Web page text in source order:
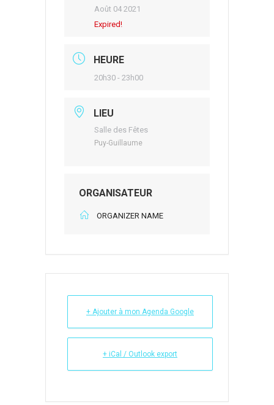
Août 04 2021
Expired!
HEURE
20h30 - 23h00
LIEU
Salle des Fêtes
Puy-Guillaume
ORGANISATEUR
ORGANIZER NAME
+ Ajouter à mon Agenda Google
+ iCal / Outlook export